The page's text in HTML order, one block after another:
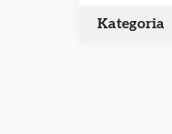
Kategoria